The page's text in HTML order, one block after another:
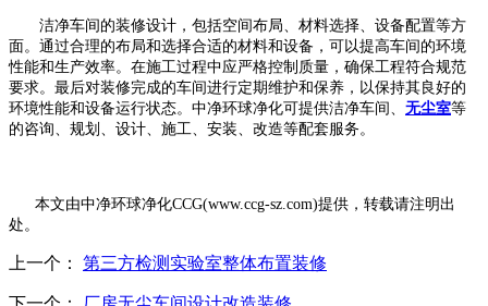
洁净车间的装修设计，包括空间布局、材料选择、设备配置等方
面。通过合理的布局和选择合适的材料和设备，可以提高车间的环境
性能和生产效率。在施工过程中应严格控制质量，确保工程符合规范
要求。最后对装修完成的车间进行定期维护和保养，以保持其良好的
环境性能和设备运行状态。中净环球净化可提供洁净车间、 无尘室等
的咨询、规划、设计、施工、安装、改造等配套服务。
本文由中净环球净化CCG(www.ccg-sz.com)提供，转载请注明出
处。
上一个： 第三方检测实验室整体布置装修